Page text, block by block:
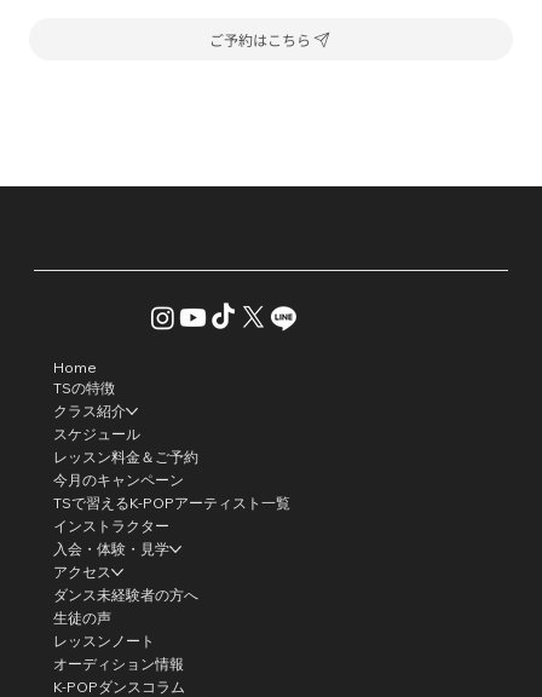
ご予約はこちら
Home
TSの特徴
クラス紹介
スケジュール
レッスン料金＆ご予約
今月のキャンペーン
TSで習えるK-POPアーティスト一覧
インストラクター
入会・体験・見学
アクセス
ダンス未経験者の方へ
生徒の声
レッスンノート
オーディション情報
K-POPダンスコラム